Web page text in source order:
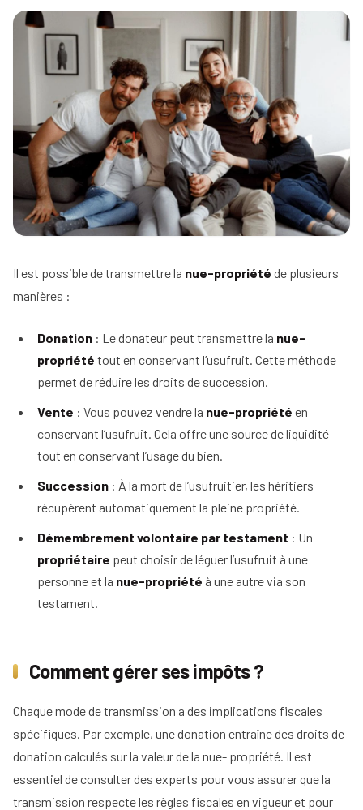
Il est possible de transmettre la nue-propriété de plusieurs
manières :
Donation : Le donateur peut transmettre la nue-
propriété tout en conservant l’usufruit. Cette méthode
permet de réduire les droits de succession.
Vente : Vous pouvez vendre la nue-propriété en
conservant l’usufruit. Cela offre une source de liquidité
tout en conservant l’usage du bien.
Succession : À la mort de l’usufruitier, les héritiers
récupèrent automatiquement la pleine propriété.
Démembrement volontaire par testament : Un
propriétaire peut choisir de léguer l’usufruit à une
personne et la nue-propriété à une autre via son
testament.
Comment gérer ses impôts ?
Chaque mode de transmission a des implications fiscales
spécifiques. Par exemple, une donation entraîne des droits de
donation calculés sur la valeur de la nue- propriété. Il est
essentiel de consulter des experts pour vous assurer que la
transmission respecte les règles fiscales en vigueur et pour